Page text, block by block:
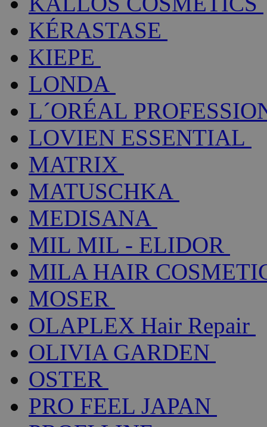
KÉRASTASE
KIEPE
LONDA
L´ORÉAL
LOVIEN ESSENTIAL
MATRIX
MATUSCHKA
MEDISANA
MIL MIL - ELIDOR
MILA HAIR
MOSER
OLAPLEX Hair Repair
OLIVIA GARDEN
OSTER
PRO FEEL JAPAN